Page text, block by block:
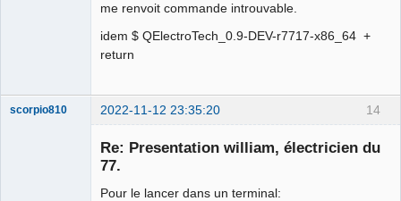
me renvoit commande introuvable.
idem $ QElectroTech_0.9-DEV-r7717-x86_64 +
return
14
scorpio810 2022-11-12 23:35:20
Re: Presentation william, électricien du
77.
Pour le lancer dans un terminal: